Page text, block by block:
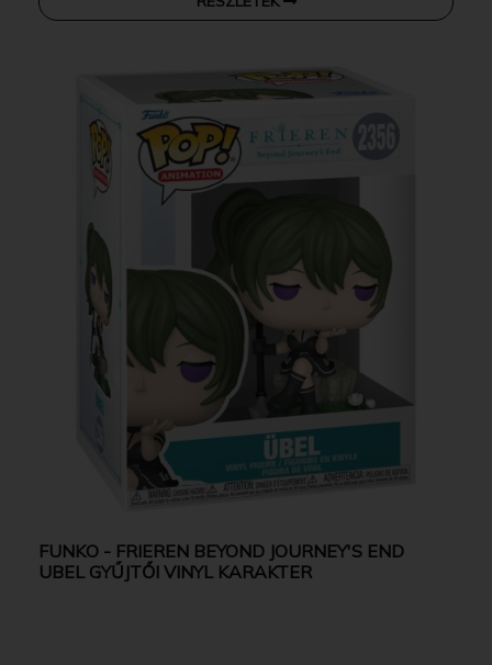
FUNKO - FRIEREN BEYOND JOURNEY'S END
UBEL GYŰJTŐI VINYL KARAKTER